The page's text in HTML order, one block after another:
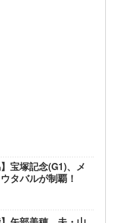
】宝塚記念(G1)、メ
タバルが制覇！